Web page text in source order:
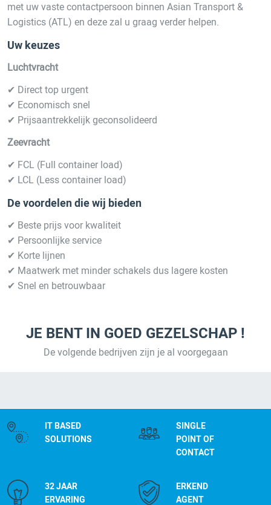
met uw vaste contactpersoon binnen Asian Transport &
Logistics (ATL) en deze zal u graag verder helpen.
Uw keuzes
Luchtvracht
✔ Direct top urgent
✔ Economisch snel
✔ Prijsaantrekkelijk geconsolideerd
Zeevracht
✔ FCL (Full container load)
✔ LCL (Less container load)
De voordelen die wij bieden
✔ Beste prijs voor kwaliteit
✔ Persoonlijke service
✔ Korte lijnen
✔ Maatwerk met minder schakels dus lagere kosten
✔ Snel en betrouwbaar
JE BENT IN GOED GEZELSCHAP !
De volgende bedrijven zijn je al voorgegaan
IT BASED
SOLUTIONS
SINGLE
POINT OF
CONTACT
32 JAAR
ERVARING
ERKEND
AGENT